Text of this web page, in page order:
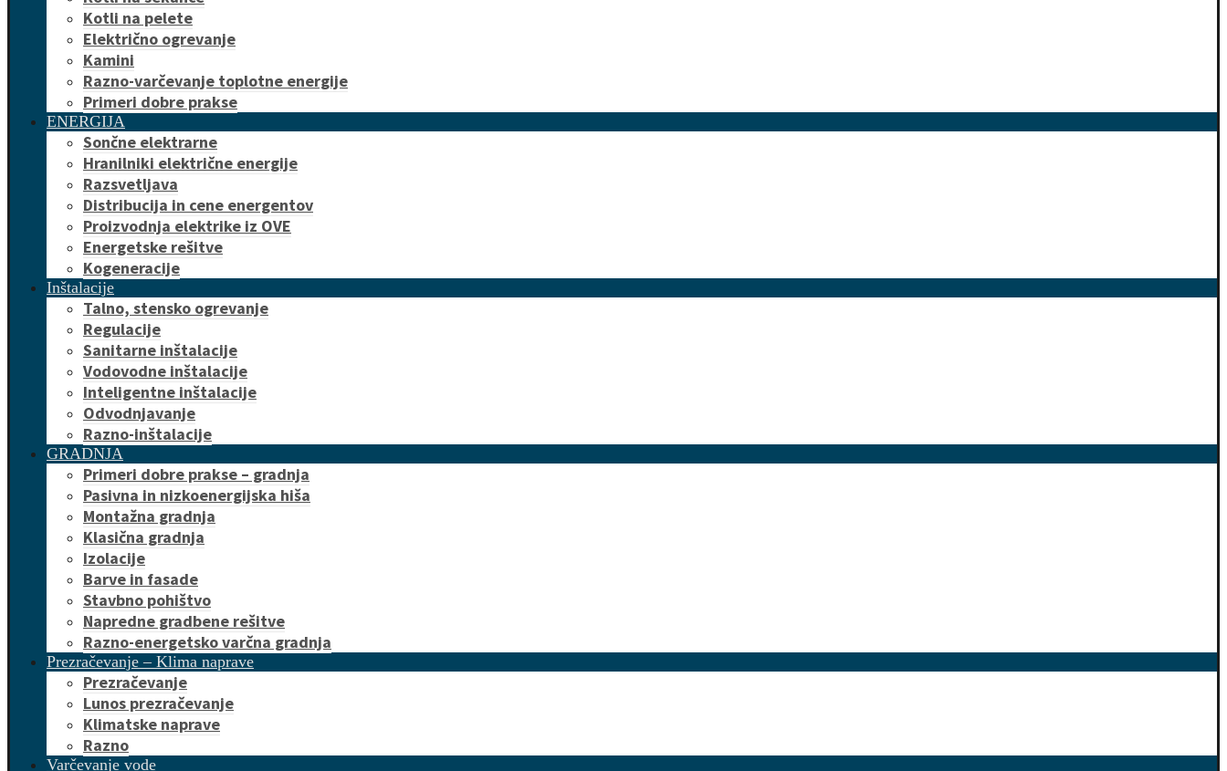
Kotli na pelete
Električno ogrevanje
Kamini
Razno-varčevanje toplotne energije
Primeri dobre prakse
ENERGIJA
Sončne elektrarne
Hranilniki električne energije
Razsvetljava
Distribucija in cene energentov
Proizvodnja elektrike iz OVE
Energetske rešitve
Kogeneracije
Inštalacije
Talno, stensko ogrevanje
Regulacije
Sanitarne inštalacije
Vodovodne inštalacije
Inteligentne inštalacije
Odvodnjavanje
Razno-inštalacije
GRADNJA
Primeri dobre prakse – gradnja
Pasivna in nizkoenergijska hiša
Montažna gradnja
Klasična gradnja
Izolacije
Barve in fasade
Stavbno pohištvo
Napredne gradbene rešitve
Razno-energetsko varčna gradnja
Prezračevanje – Klima naprave
Prezračevanje
Lunos prezračevanje
Klimatske naprave
Razno
Varčevanje vode